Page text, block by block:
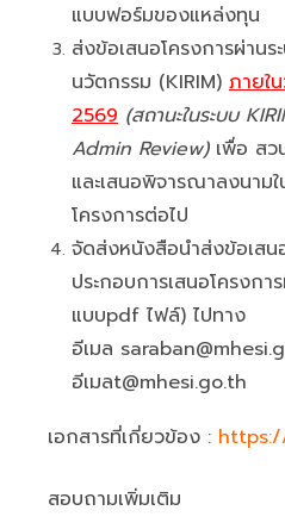
แบบฟอร์มของแหล่งทุน
ส่งข้อเสนอโครงการผ่านร
นวัตกรรม (KIRIM) ภายใ
2569 (สถานะในระบบ
Admin Review)เพื่อ สว
และเสนอพิจารณาลงนาม
โครงการต่อไป
จัดส่งหนังสือนำส่งข้อเสน
ประกอบการเสนอโครงก
แบบpdf ไฟล์) ไปทาง
อีเมล
อีเมลt@mhesi.go.th
เอกสารที่เกี่ยวข้อง :
สอบถามเพิ่มเติม